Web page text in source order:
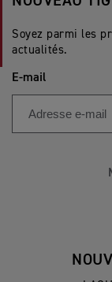
Soyez parmi les
actualités.
E-mail